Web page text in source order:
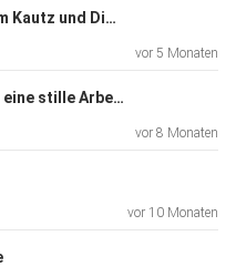
beim Anhören wie
Leben mit PBC mit Achim Kautz und Diane Langenbacher (PBCNews.info)
vor 5 Monaten
Die Leber - mehr als nur eine stille Arbeiterin
vor 8 Monaten
vor 10 Monaten